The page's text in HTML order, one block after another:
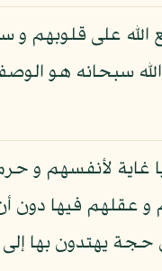
الله على قلوبهم و
سبحانه هو
غاية لأنفسهم و
فيها دون أن
يهتدون بها إلى